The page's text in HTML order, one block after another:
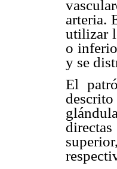
arteria.
utilizar
o
y se
El